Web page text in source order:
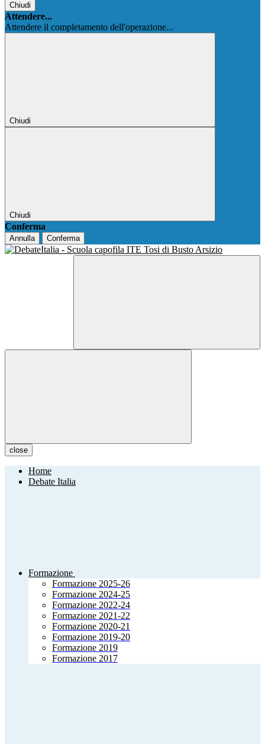
Chiudi
Attendere...
Attendere il completamento dell'operazione...
Chiudi
Chiudi
Conferma
Annulla Conferma
close
Home
Debate Italia
Formazione
Formazione 2025-26
Formazione 2024-25
Formazione 2022-24
Formazione 2021-22
Formazione 2020-21
Formazione 2019-20
Formazione 2019
Formazione 2017